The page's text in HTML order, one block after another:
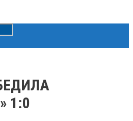
1:0